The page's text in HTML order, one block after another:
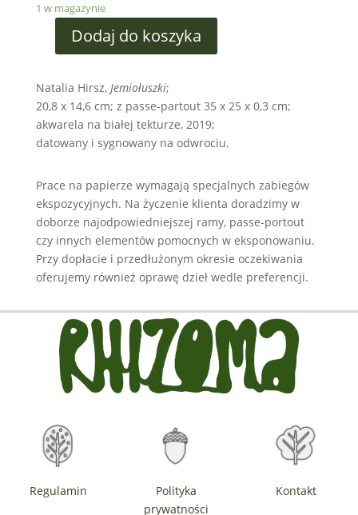
1 w magazynie
Dodaj do koszyka
Natalia Hirsz, Jemiołuszki;
20,8 x 14,6 cm; z passe-partout 35 x 25 x 0,3 cm;
akwarela na białej tekturze, 2019;
datowany i sygnowany na odwrociu.
Prace na papierze wymagają specjalnych zabiegów
ekspozycyjnych. Na życzenie klienta doradzimy w
doborze najodpowiedniejszej ramy, passe-portout
czy innych elementów pomocnych w eksponowaniu.
Przy dopłacie i przedłużonym okresie oczekiwania
oferujemy również oprawę dzieł wedle preferencji.
Regulamin
Polityka
prywatności
Kontakt